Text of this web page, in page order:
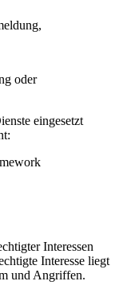
oder
eingesetzt
Interessen
Interesse liegt
und Angriffen.